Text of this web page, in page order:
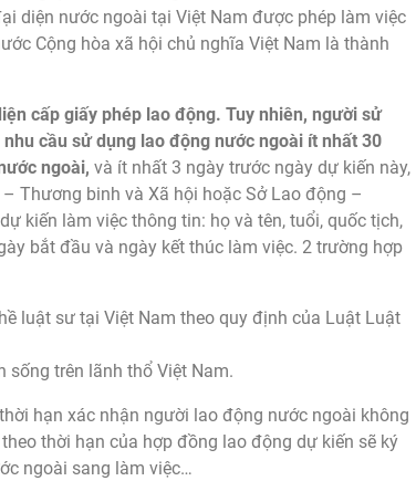
diện nước ngoài tại Việt Nam được phép làm việc
Cộng hòa xã hội chủ nghĩa Việt Nam là thành
cấp giấy phép lao động. Tuy nhiên, người sử
cầu sử dụng lao động nước ngoài ít nhất 30
ngoài, và ít nhất 3 ngày trước ngày dự kiến này,
Thương binh và Xã hội hoặc Sở Lao động –
kiến làm việc thông tin: họ và tên, tuổi, quốc tịch,
bắt đầu và ngày kết thúc làm việc. 2 trường hợp
luật sư tại Việt Nam theo quy định của Luật Luật
sống trên lãnh thổ Việt Nam.
hạn xác nhận người lao động nước ngoài không
thời hạn của hợp đồng lao động dự kiến sẽ ký
ngoài sang làm việc…